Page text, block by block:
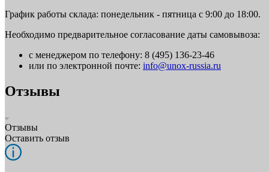
График работы склада: понедельник - пятница с 9:00 до 18:00.
Необходимо предварительное согласование даты самовывоза:
с менеджером по телефону: 8 (495) 136-23-46
или по электронной почте: info@unox-russia.ru
Отзывы
Отзывы
Оставить отзыв